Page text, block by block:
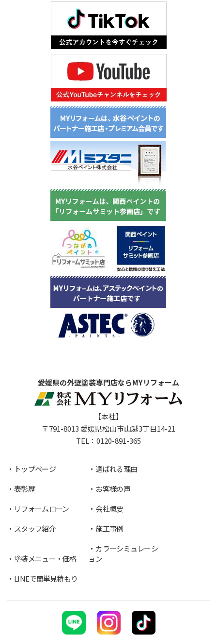
愛媛県の外壁塗装専門店ならMYリフォーム
【本社】
〒791-8013 愛媛県松山市山越3丁目14-21
TEL： 0120-891-365
トップページ
選ばれる理由
表彰歴
お客様の声
リフォームローン
会社概要
スタッフ紹介
施工事例
塗装メニュー・価格
カラーシミュレーシ
ョン
LINEで簡単見積もり